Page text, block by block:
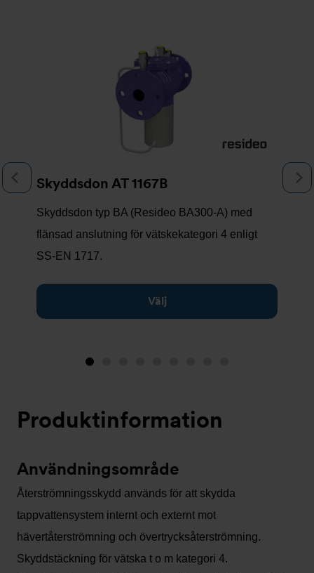
Skyddsdon AT 1167B
Skyddsdon typ BA (Resideo BA300-A) med
flänsad anslutning för vätskekategori 4 enligt
SS-EN 1717.
Välj
Föregående
Bild
nu)
Produktinformation
Användningsområde
Återströmningsskydd används för att skydda
tappvattensystem internt och externt mot
hävertåterströmning och övertrycksåterströmning.
Skyddstäckning för vätska t o m kategori 4.